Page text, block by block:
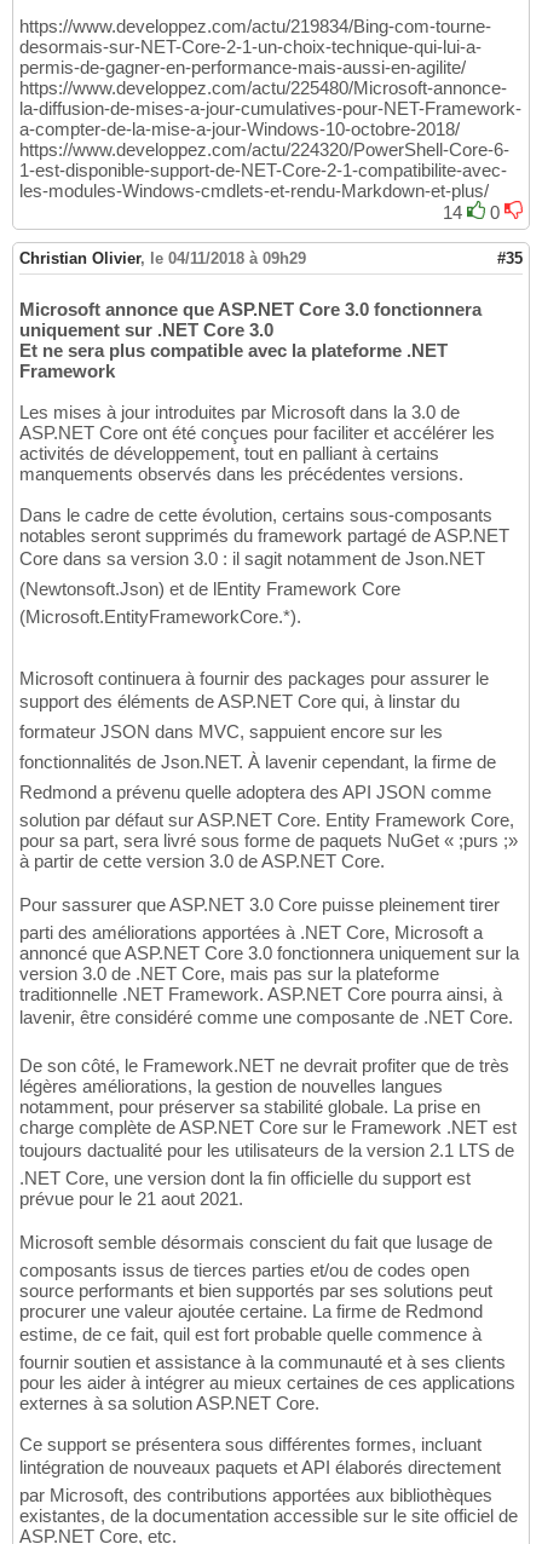
https://www.developpez.com/actu/219834/Bing-com-tourne-
desormais-sur-NET-Core-2-1-un-choix-technique-qui-lui-a-
permis-de-gagner-en-performance-mais-aussi-en-agilite/
https://www.developpez.com/actu/225480/Microsoft-annonce-
la-diffusion-de-mises-a-jour-cumulatives-pour-NET-Framework-
a-compter-de-la-mise-a-jour-Windows-10-octobre-2018/
https://www.developpez.com/actu/224320/PowerShell-Core-6-
1-est-disponible-support-de-NET-Core-2-1-compatibilite-avec-
les-modules-Windows-cmdlets-et-rendu-Markdown-et-plus/
14
0
Christian Olivier, le 04/11/2018 à 09h29 #35
Microsoft annonce que ASP.NET Core 3.0 fonctionnera
uniquement sur .NET Core 3.0
Et ne sera plus compatible avec la plateforme .NET
Framework
Les mises à jour introduites par Microsoft dans la 3.0 de
ASP.NET Core ont été conçues pour faciliter et accélérer les
activités de développement, tout en palliant à certains
manquements observés dans les précédentes versions.
Dans le cadre de cette évolution, certains sous-composants
notables seront supprimés du framework partagé de ASP.NET
Core dans sa version 3.0 : il sagit notamment de Json.NET
(Newtonsoft.Json) et de lEntity Framework Core
(Microsoft.EntityFrameworkCore.*).
Microsoft continuera à fournir des packages pour assurer le
support des éléments de ASP.NET Core qui, à linstar du
formateur JSON dans MVC, sappuient encore sur les
fonctionnalités de Json.NET. À lavenir cependant, la firme de
Redmond a prévenu quelle adoptera des API JSON comme
solution par défaut sur ASP.NET Core. Entity Framework Core,
pour sa part, sera livré sous forme de paquets NuGet « ;purs ;»
à partir de cette version 3.0 de ASP.NET Core.
Pour sassurer que ASP.NET 3.0 Core puisse pleinement tirer
parti des améliorations apportées à .NET Core, Microsoft a
annoncé que ASP.NET Core 3.0 fonctionnera uniquement sur la
version 3.0 de .NET Core, mais pas sur la plateforme
traditionnelle .NET Framework. ASP.NET Core pourra ainsi, à
lavenir, être considéré comme une composante de .NET Core.
De son côté, le Framework.NET ne devrait profiter que de très
légères améliorations, la gestion de nouvelles langues
notamment, pour préserver sa stabilité globale. La prise en
charge complète de ASP.NET Core sur le Framework .NET est
toujours dactualité pour les utilisateurs de la version 2.1 LTS de
.NET Core, une version dont la fin officielle du support est
prévue pour le 21 aout 2021.
Microsoft semble désormais conscient du fait que lusage de
composants issus de tierces parties et/ou de codes open
source performants et bien supportés par ses solutions peut
procurer une valeur ajoutée certaine. La firme de Redmond
estime, de ce fait, quil est fort probable quelle commence à
fournir soutien et assistance à la communauté et à ses clients
pour les aider à intégrer au mieux certaines de ces applications
externes à sa solution ASP.NET Core.
Ce support se présentera sous différentes formes, incluant
lintégration de nouveaux paquets et API élaborés directement
par Microsoft, des contributions apportées aux bibliothèques
existantes, de la documentation accessible sur le site officiel de
ASP.NET Core, etc.